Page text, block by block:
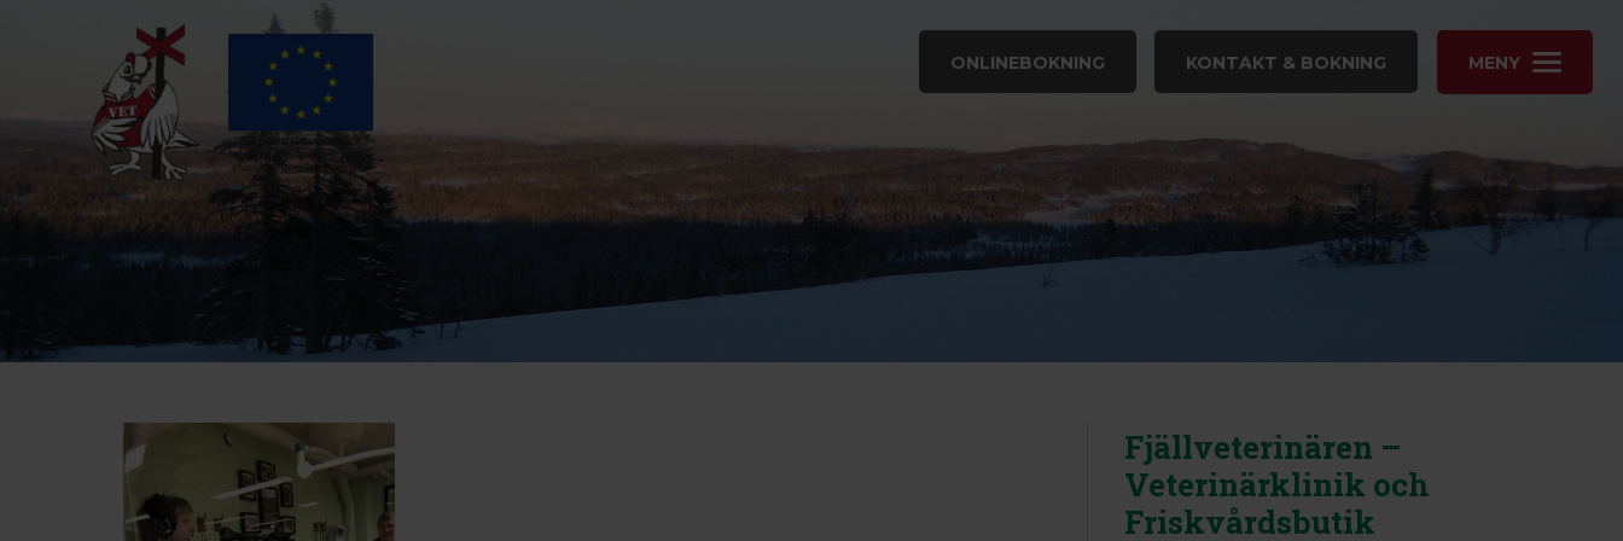
MENY
ONLINEBOKNING KONTAKT & BOKNING
Fjällveterinären –
Veterinärklinik och
Friskvårdsbutik